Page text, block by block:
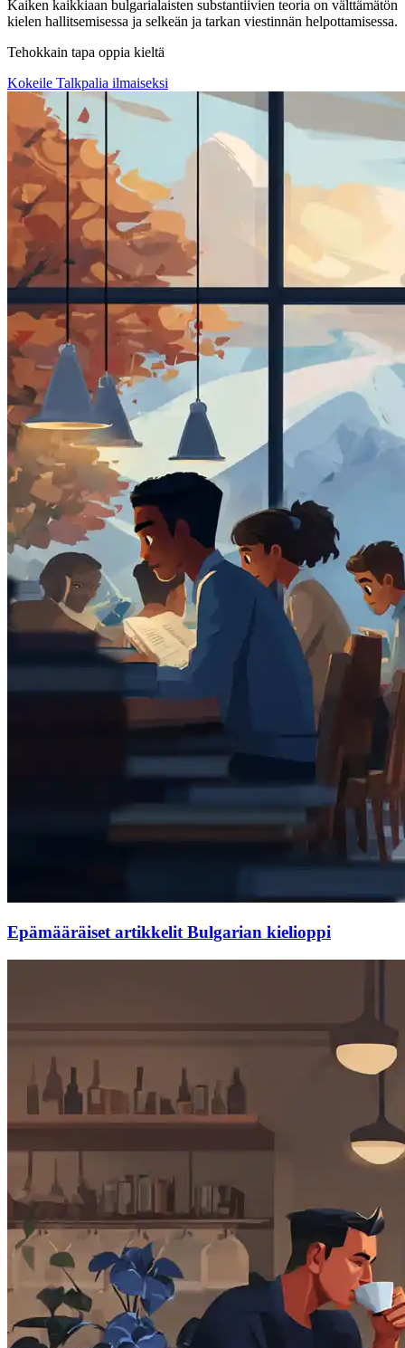
Kaiken kaikkiaan bulgarialaisten substantiivien teoria on välttämätön
kielen hallitsemisessa ja selkeän ja tarkan viestinnän helpottamisessa.
Tehokkain tapa oppia kieltä
Kokeile Talkpalia ilmaiseksi
Epämääräiset artikkelit Bulgarian kielioppi